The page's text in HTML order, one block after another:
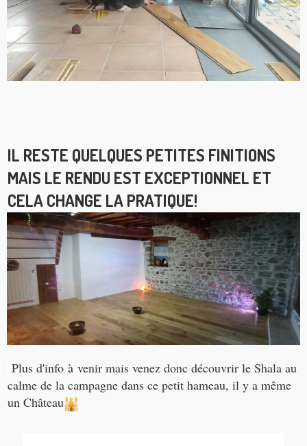
IL RESTE QUELQUES PETITES FINITIONS
MAIS LE RENDU EST EXCEPTIONNEL ET
CELA CHANGE LA PRATIQUE!
Plus d'info à venir mais venez donc découvrir le Shala au
calme de la campagne dans ce petit hameau, il y a même
un Château